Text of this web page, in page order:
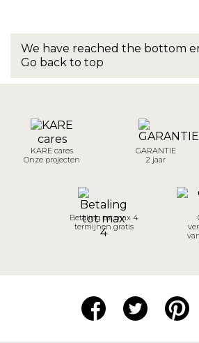
We have reached the bottom
Go back to top
KARE cares
Onze projecten
GARANTIE
2 jaar
Betaling tot max 4
termijnen gratis